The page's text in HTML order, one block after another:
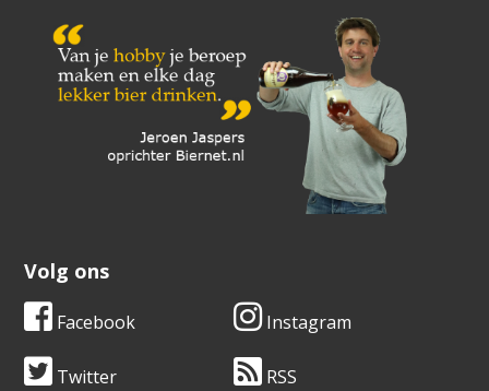
Volg ons
Facebook Instagram
Twitter RSS